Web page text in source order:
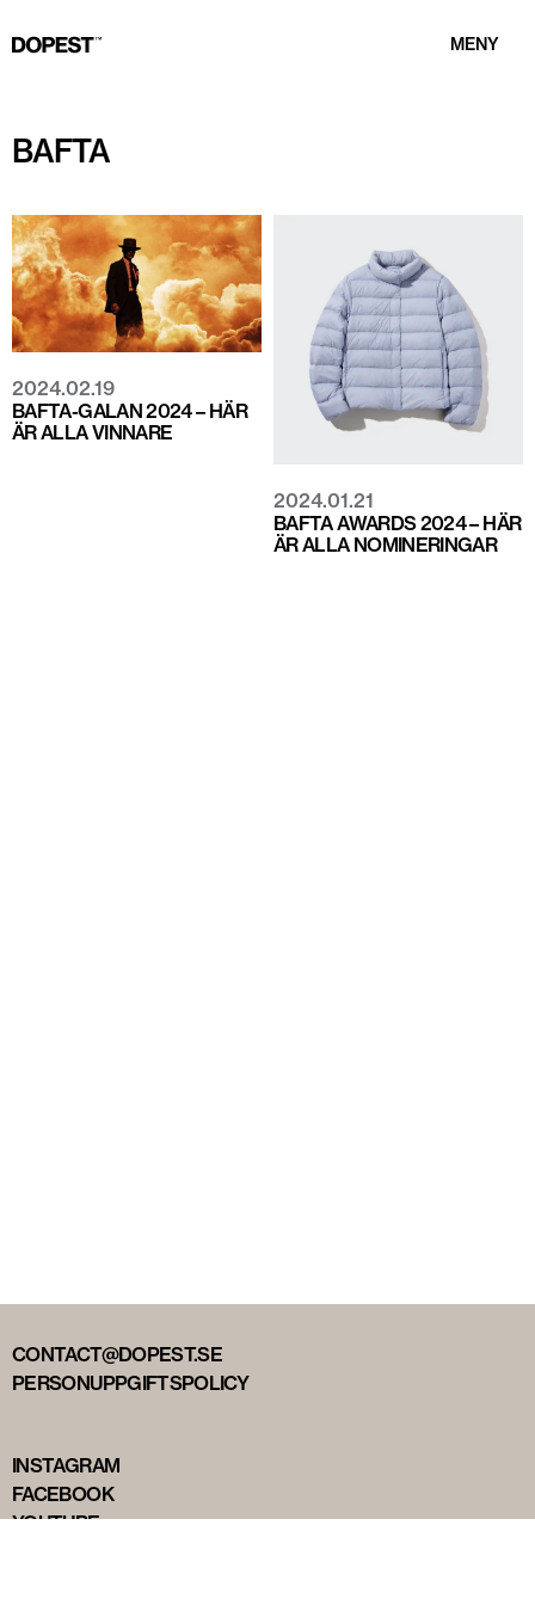
MENY
BAFTA
2024.02.19
BAFTA-GALAN 2024 – HÄR
ÄR ALLA VINNARE
2024.01.21
BAFTA AWARDS 2024 – HÄR
ÄR ALLA NOMINERINGAR
CONTACT@DOPEST.SE
PERSONUPPGIFTSPOLICY
INSTAGRAM
FACEBOOK
YOUTUBE